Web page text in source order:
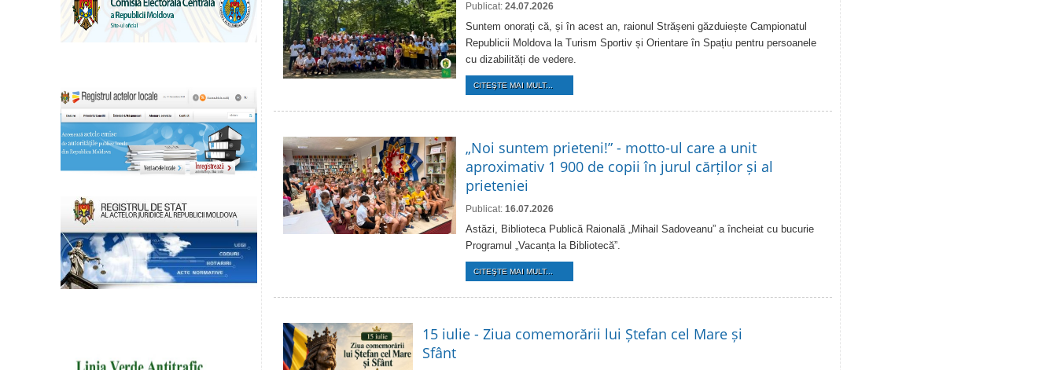
Publicat: 24.07.2026
Suntem onorați că, și în acest an, raionul Strășeni găzduiește Campionatul
Republicii Moldova la Turism Sportiv și Orientare în Spațiu pentru persoanele
cu dizabilități de vedere.
CITEŞTE MAI MULT...
„Noi suntem prieteni!” - motto-ul care a unit
aproximativ 1 900 de copii în jurul cărților și al
prieteniei
Publicat: 16.07.2026
Astăzi, Biblioteca Publică Raională „Mihail Sadoveanu” a încheiat cu bucurie
Programul „Vacanța la Bibliotecă”.
CITEŞTE MAI MULT...
15 iulie - Ziua comemorării lui Ștefan cel Mare și
Sfânt